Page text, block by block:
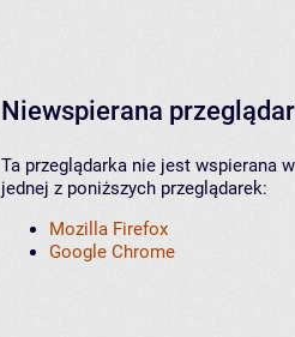
Niewspierana
Ta przeglądarka nie jest wspierana
jednej z poniższych przeglądarek:
Mozilla Firefox
Google Chrome